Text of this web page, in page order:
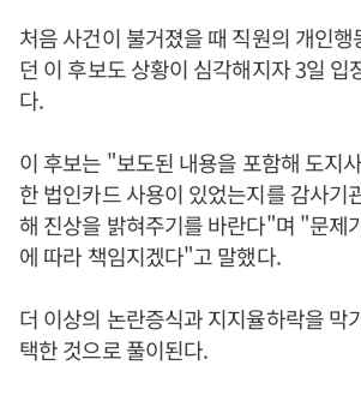
처음 사건이 불거졌을 때 직원의 개인
던 이 후보도 상황이 심각해지자 3일 입
다.
이 후보는 "보도된 내용을 포함해 도지
한 법인카드 사용이 있었는지를 감사기
해 진상을 밝혀주기를 바란다"며 "문제
에 따라 책임지겠다"고 말했다.
더 이상의 논란증식과 지지율하락을 막
택한 것으로 풀이된다.